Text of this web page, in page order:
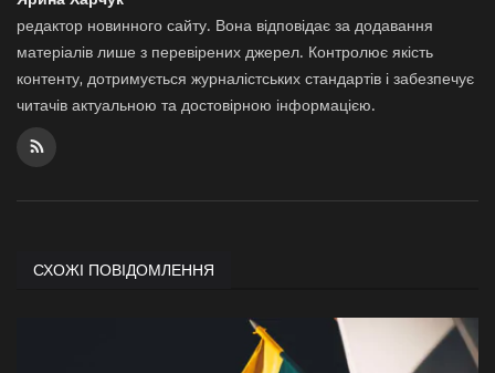
редактор новинного сайту. Вона відповідає за додавання
матеріалів лише з перевірених джерел. Контролює якість
контенту, дотримується журналістських стандартів і забезпечує
читачів актуальною та достовірною інформацією.
СХОЖІ ПОВІДОМЛЕННЯ